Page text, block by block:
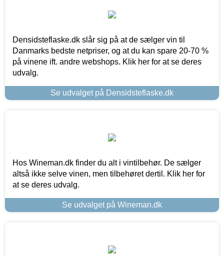
Densidsteflaske.dk slår sig på at de sælger vin til
Danmarks bedste netpriser, og at du kan spare 20-70 %
på vinene ift. andre webshops. Klik her for at se deres
udvalg.
Se udvalget på Densidsteflaske.dk
Hos Wineman.dk finder du alt i vintilbehør. De sælger
altså ikke selve vinen, men tilbehøret dertil. Klik her for
at se deres udvalg.
Se udvalget på Wineman.dk